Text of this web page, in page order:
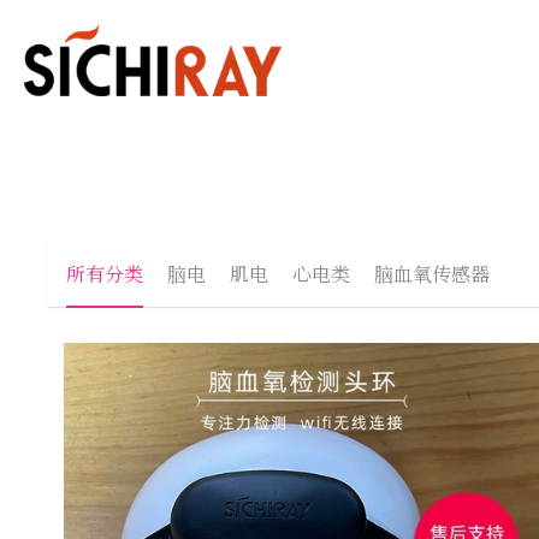
所有分类 脑电 肌电 心电类 脑血氧传感器